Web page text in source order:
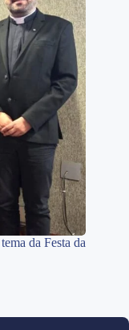
da Festa da